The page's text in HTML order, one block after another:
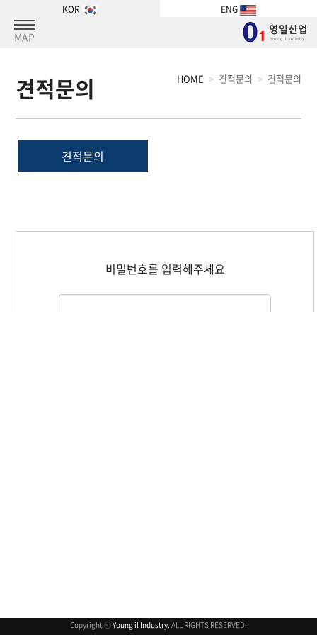
MAP
KOR ENG
Copyright ⓒYoung il Industry. ALL RIGHTS RESERVED.
견적문의 HOME 견적문의 견적문의
견적문의
비밀번호를 입력해주세요